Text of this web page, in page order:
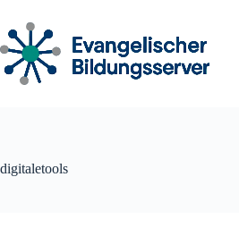
Inhalt
springen
digitaletools